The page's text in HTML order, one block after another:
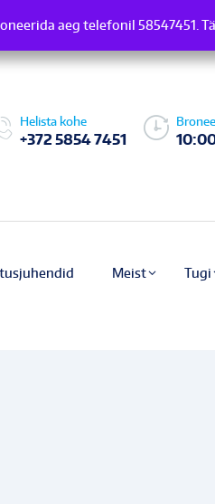
Helista kohe
+372 5854 7451
Meist Tugi
broneerida aeg telefonil
aeg telefonil 58547451.